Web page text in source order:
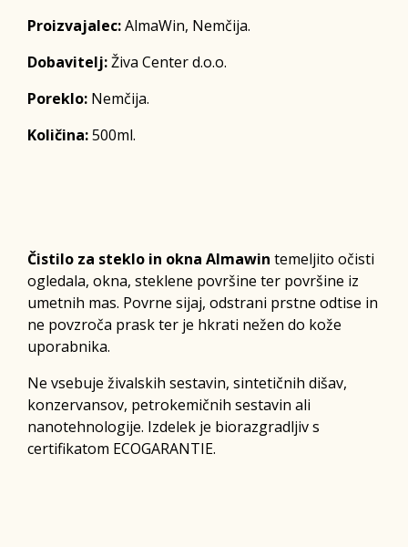
Proizvajalec:AlmaWin, Nemčija.
Dobavitelj:Živa Center d.o.o.
Poreklo: Nemčija.
Količina:500ml.
Čistilo za steklo in okna Almawin temeljito očisti
ogledala, okna, steklene površine ter površine iz
umetnih mas. Povrne sijaj, odstrani prstne odtise in
ne povzroča prask ter je hkrati nežen do kože
uporabnika.
Ne vsebuje živalskih sestavin, sintetičnih dišav,
konzervansov, petrokemičnih sestavin ali
nanotehnologije. Izdelek je biorazgradljiv s
certifikatom ECOGARANTIE.